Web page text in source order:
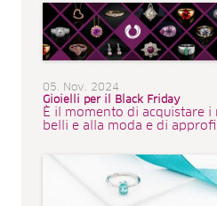
05. Nov. 2024
Gioielli per il Black Friday
È il momento di acquistare
belli e alla moda e di